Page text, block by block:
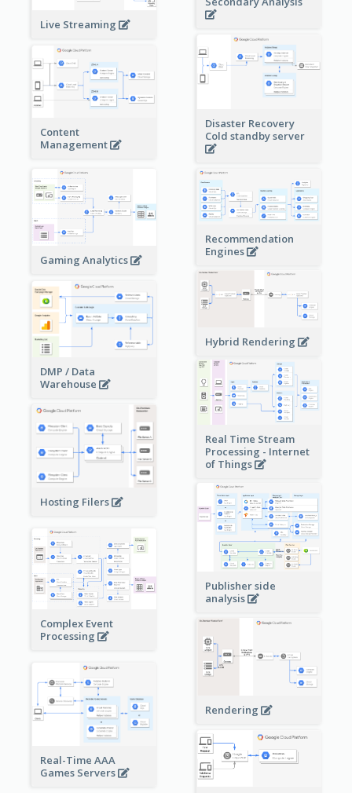
Live Streaming
Disaster Recovery
Cold standby server
Content
Management
Gaming Analytics
Recommendation
Engines
Hybrid Rendering
DMP / Data
Warehouse
Real Time Stream
Processing - Internet
of Things
Hosting Filers
Publisher side
analysis
Complex Event
Processing
Rendering
Real-Time AAA
Games Servers